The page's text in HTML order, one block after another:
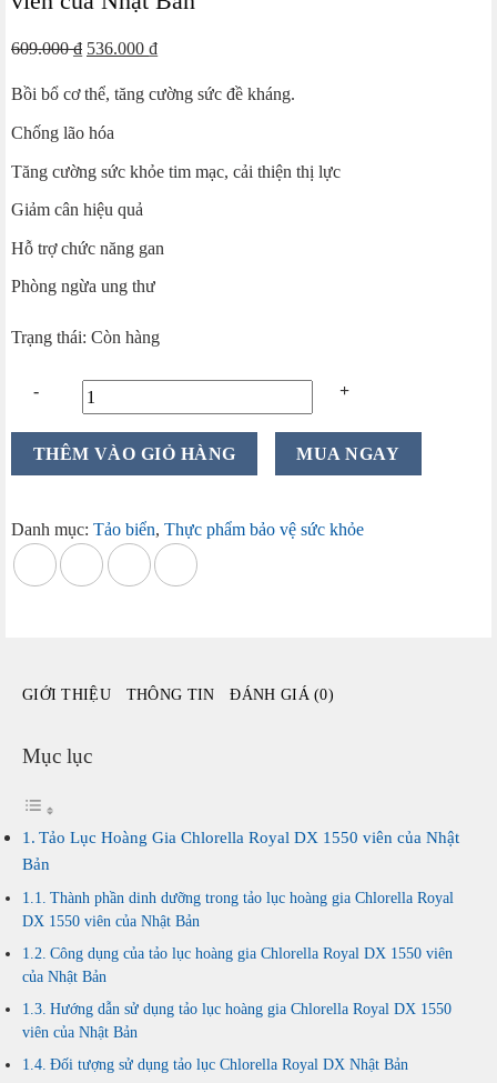
609.000₫ Giá
là:
609.000 ₫.
536.000 ₫Giá
tại
Bồi bổ cơ thể, tăng cường sức đề kháng.
Chống lão hóa
Tăng cường sức khỏe tim mạc, cải thiện thị lực
Giảm cân hiệu quả
Hỗ trợ chức năng gan
Phòng ngừa ung thư
Trạng thái: Còn hàng
Gia
Chlorella
Royal
Nhật
số
THÊM VÀO GIỎ HÀNG MUA NGAY
Danh mục: Tảo biển, Thực phẩm bảo vệ sức khỏe
GIỚI THIỆU THÔNG TIN ĐÁNH GIÁ (0)
Mục lục
Tảo Lục Hoàng Gia Chlorella Royal DX 1550 viên của Nhật
Bản
Thành phần dinh dưỡng trong tảo lục hoàng gia Chlorella Royal
DX 1550 viên của Nhật Bản
Công dụng của tảo lục hoàng gia Chlorella Royal DX 1550 viên
của Nhật Bản
Hướng dẫn sử dụng tảo lục hoàng gia Chlorella Royal DX 1550
viên của Nhật Bản
Đối tượng sử dụng tảo lục Chlorella Royal DX Nhật Bản